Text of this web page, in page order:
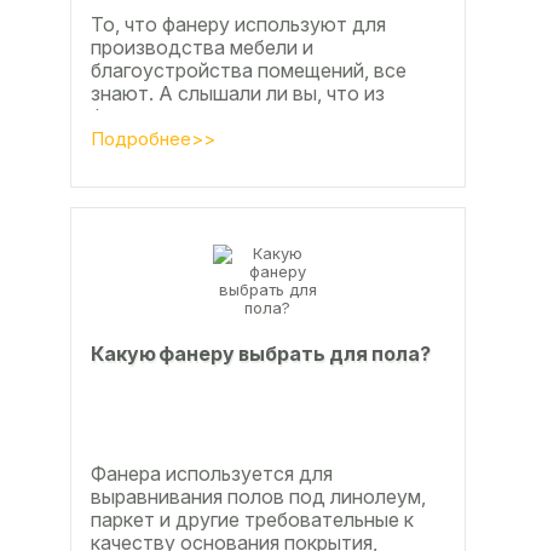
То, что фанеру используют для
производства мебели и
благоустройства помещений, все
знают. А слышали ли вы, что из
фанеры делают красивые ажурные
часы? Удивительно, но факт.
Подробнее>>
Какую фанеру выбрать для пола?
Фанера используется для
выравнивания полов под линолеум,
паркет и другие требовательные к
качеству основания покрытия,